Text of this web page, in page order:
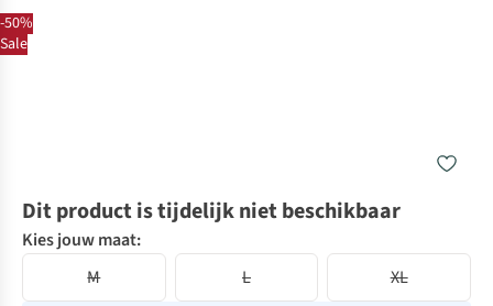
-50%
Sale
Dit product is tijdelijk niet beschikbaar
Kies jouw maat:
M
L XL